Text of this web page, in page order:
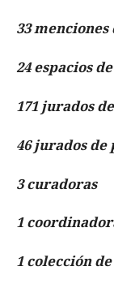
33
24 espacios
171 jurados
46 jurados
3 curadoras
1
1 colección